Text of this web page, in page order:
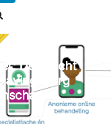
Button
De Kracht